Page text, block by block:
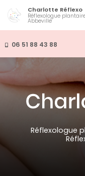
contenu
principal
06 51 88 43 88
Charlotte Réflexo
Réflexologue plantaire à domicile à
Abbeville
Réflexologue